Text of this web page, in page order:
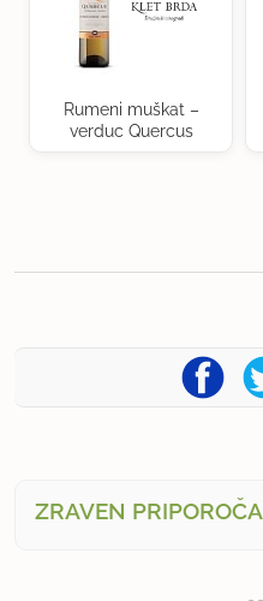
Rumeni muškat –
verduc Quercus
ZRAVEN